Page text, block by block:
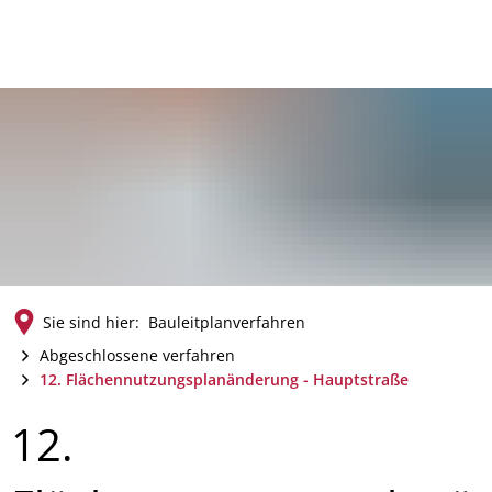
Sie sind hier: Bauleitplanverfahren
Abgeschlossene verfahren
12. Flächennutzungsplanänderung - Hauptstraße
12.
12.